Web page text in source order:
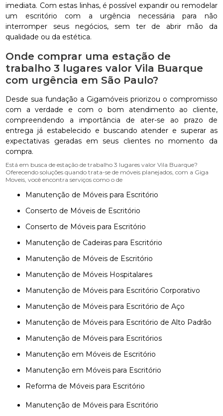
imediata. Com estas linhas, é possível expandir ou remodelar
um escritório com a urgência necessária para não
interromper seus negócios, sem ter de abrir mão da
qualidade ou da estética.
Onde comprar uma estação de
trabalho 3 lugares valor Vila Buarque
com urgência em São Paulo?
Desde sua fundação a Gigamóveis priorizou o compromisso
com a verdade e com o bom atendimento ao cliente,
compreendendo a importância de ater-se ao prazo de
entrega já estabelecido e buscando atender e superar as
expectativas geradas em seus clientes no momento da
compra.
Está em busca de estação de trabalho 3 lugares valor Vila Buarque?
Oferecendo soluções quando trata-se de móveis planejados, com a Giga
Moveis, você encontra serviços como o de
Manutenção de Móveis para Escritório
Conserto de Móveis de Escritório
Conserto de Móveis para Escritório
Manutenção de Cadeiras para Escritório
Manutenção de Móveis de Escritório
Manutenção de Móveis Hospitalares
Manutenção de Móveis para Escritório Corporativo
Manutenção de Móveis para Escritório de Aço
Manutenção de Móveis para Escritório de Alto Padrão
Manutenção de Móveis para Escritórios
Manutenção em Móveis de Escritório
Manutenção em Móveis para Escritório
Reforma de Móveis para Escritório
Manutenção de Móveis para Escritório